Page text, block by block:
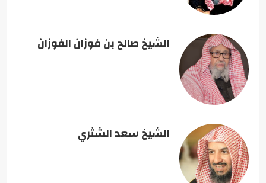
الشيخ صالح بن فوزان الفوزان
الشيخ سعد الشثري